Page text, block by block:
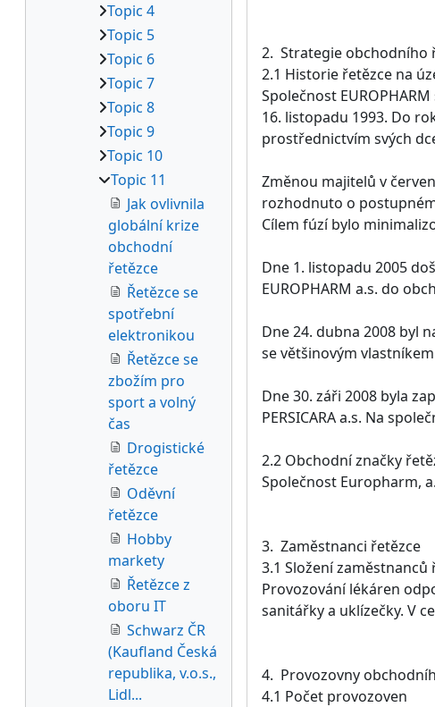
2. Strategie obchodního
2.1 Historie řetězce na
Společnost
16. listopadu 1993. Do
prostřednictvím svých
Změnou majitelů v
rozhodnuto o
Cílem fúzí bylo
Dne 1. listopadu 2005
EUROPHARM a.s. do
Dne 24. dubna 2008 byl
se většinovým
Dne 30. záři 2008 byla
PERSICARA a.s. Na
2.2 Obchodní značky
Společnost Europharm,
3. Zaměstnanci řetězce
3.1 Složení zaměstnanců
Provozování lékáren
sanitářky a uklízečky. V
4. Provozovny
4.1 Počet provozoven
Topic 4
Topic 5
Topic 6
Topic 7
Topic 8
Topic 9
Topic 10
Topic 11
Jak ovlivnila
globální krize
obchodní
řetězce
Řetězce se
spotřební
elektronikou
Řetězce se
zbožím pro
sport a volný
čas
Drogistické
řetězce
Oděvní
řetězce
Hobby
markety
Řetězce z
oboru IT
Schwarz ČR
(Kaufland Česká
republika, v.o.s.,
Lidl...